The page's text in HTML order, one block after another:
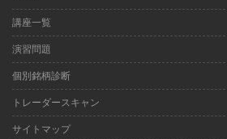
講座一覧
演習問題
個別銘柄診断
トレーダースキャン
サイトマップ